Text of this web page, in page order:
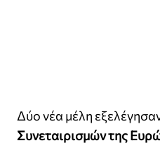
Δύο νέα μέλη
Συνεταιρισμών της